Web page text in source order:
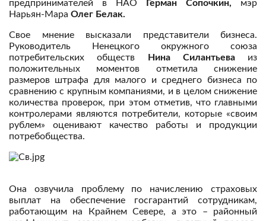
предпринимателей в НАО
Герман Сопочкин, мэр
Нарьян-Мара Олег Белак.
Свое мнение высказали представители бизнеса.
Руководитель Ненецкого окружного союза
потребительских обществ
Нина Силантьеваиз
положительных моментов отметила снижение
размеров штрафа для малого и среднего бизнеса по
сравнению с крупным компаниями, и в целом снижение
количества проверок, при этом отметив, что главными
контролерами являются потребители, которые «своим
рублем» оценивают качество работы и продукции
потребобщества.
Она озвучила проблему по начислению страховых
выплат на обеспечение госгарантий сотрудникам,
работающим на Крайнем Севере, а это – районный